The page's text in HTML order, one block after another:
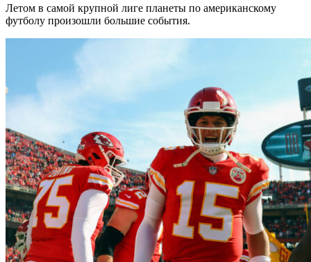
Летом в самой крупной лиге планеты по американскому
футболу произошли большие события.